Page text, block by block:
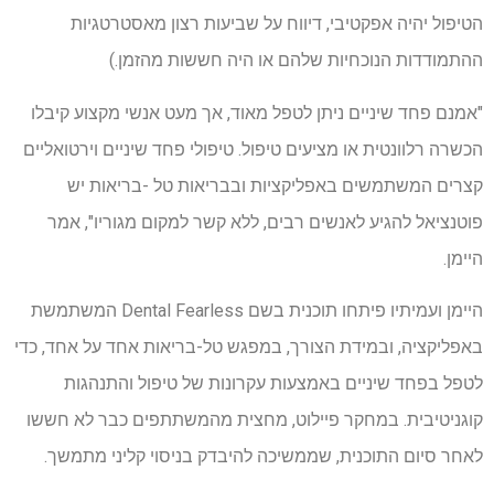
הטיפול יהיה אפקטיבי, דיווח על שביעות רצון מאסטרטגיות
ההתמודדות הנוכחיות שלהם או היה חששות מהזמן.)
"אמנם פחד שיניים ניתן לטפל מאוד, אך מעט אנשי מקצוע קיבלו
הכשרה רלוונטית או מציעים טיפול. טיפולי פחד שיניים וירטואליים
קצרים המשתמשים באפליקציות ובבריאות טל -בריאות יש
פוטנציאל להגיע לאנשים רבים, ללא קשר למקום מגוריו", אמר
היימן.
היימן ועמיתיו פיתחו תוכנית בשם Dental Fearless המשתמשת
באפליקציה, ובמידת הצורך, במפגש טל-בריאות אחד על אחד, כדי
לטפל בפחד שיניים באמצעות עקרונות של טיפול והתנהגות
קוגניטיבית. במחקר פיילוט, מחצית מהמשתתפים כבר לא חששו
לאחר סיום התוכנית, שממשיכה להיבדק בניסוי קליני מתמשך.